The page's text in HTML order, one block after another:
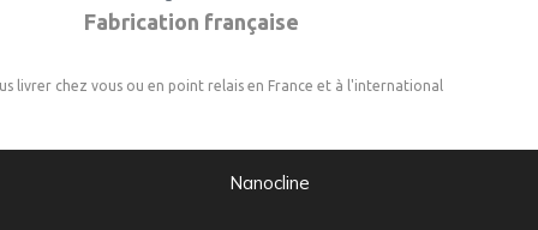
Fabrication française
livrer chez vous ou en point relais en France et à l'international
Nanocline